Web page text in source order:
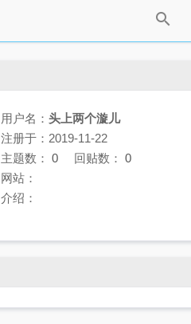
用户名： 头上两个漩儿
注册于：2019-11-22
主题数： 0 回贴数： 0
网站：
介绍：